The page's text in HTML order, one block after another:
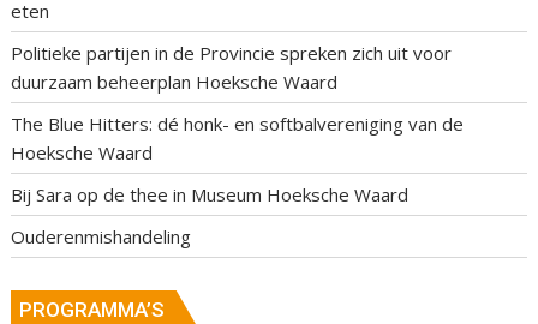
eten
Politieke partijen in de Provincie spreken zich uit voor
duurzaam beheerplan Hoeksche Waard
The Blue Hitters: dé honk- en softbalvereniging van de
Hoeksche Waard
Bij Sara op de thee in Museum Hoeksche Waard
Ouderenmishandeling
PROGRAMMA’S